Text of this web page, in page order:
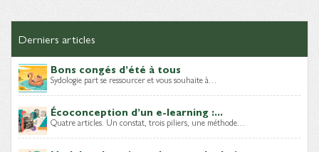
Derniers articles
Bons congés d’été à tous
Sydologie part se ressourcer et vous souhaite à…
Écoconception d’un e-learning :...
Quatre articles. Un constat, trois piliers, une méthode…